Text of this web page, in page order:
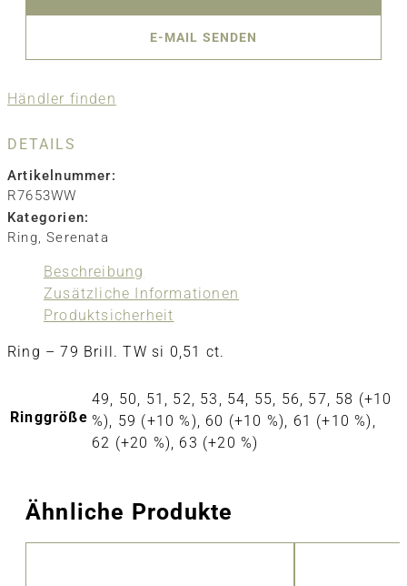
E-MAIL SENDEN
Händler finden
DETAILS
Artikelnummer:
R7653WW
Kategorien:
Ring ,Serenata
Beschreibung
Zusätzliche Informationen
Produktsicherheit
Ring – 79 Brill. TW si 0,51 ct.
Ringgröße
49, 50, 51, 52, 53, 54, 55, 56, 57, 58 (+10
%), 59 (+10 %), 60 (+10 %), 61 (+10 %),
62 (+20 %), 63 (+20 %)
Ähnliche Produkte